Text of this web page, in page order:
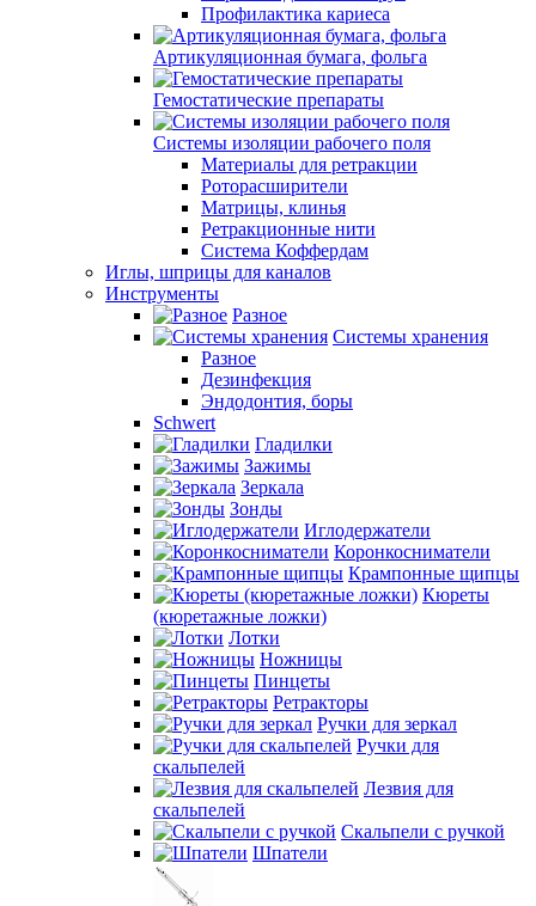
Профилактика кариеса
Артикуляционная бумага, фольга
Гемостатические препараты
Системы изоляции рабочего поля
Материалы для ретракции
Роторасширители
Матрицы, клинья
Ретракционные нити
Система Коффердам
Иглы, шприцы для каналов
Инструменты
Разное
Системы хранения
Разное
Дезинфекция
Эндодонтия, боры
Schwert
Гладилки
Зажимы
Зеркала
Зонды
Иглодержатели
Коронкосниматели
Крампонные щипцы
Кюреты
(кюретажные ложки)
Лотки
Ножницы
Пинцеты
Ретракторы
Ручки для зеркал
Ручки для
скальпелей
Лезвия для
скальпелей
Скальпели с ручкой
Шпатели